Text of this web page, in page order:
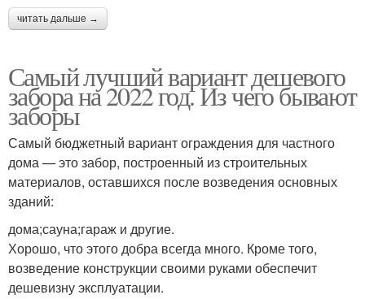
читать дальше →
Самый лучший вариант дешевого
забора на 2022 год. Из чего бывают
заборы
Самый бюджетный вариант ограждения для частного
дома — это забор, построенный из строительных
материалов, оставшихся после возведения основных
зданий:
дома;сауна;гараж и другие.
Хорошо, что этого добра всегда много. Кроме того,
возведение конструкции своими руками обеспечит
дешевизну эксплуатации.